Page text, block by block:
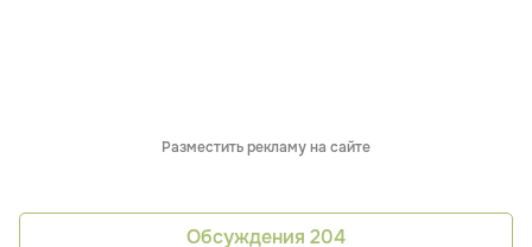
Разместить рекламу на сайте
Обсуждения 204